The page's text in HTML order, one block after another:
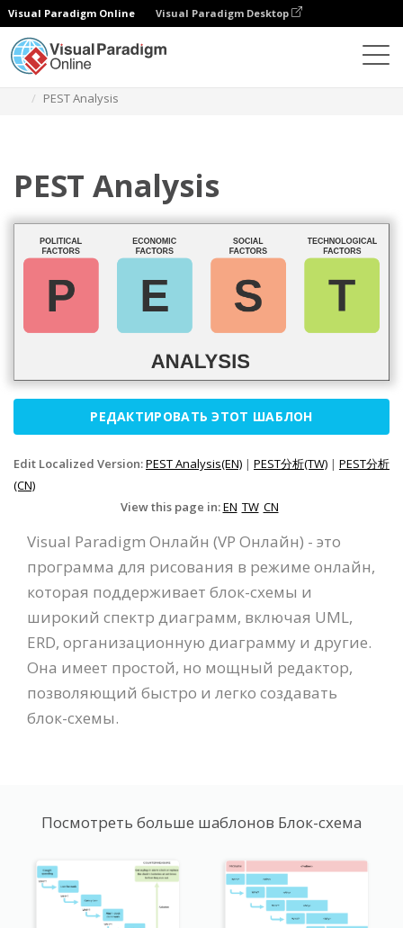
Visual Paradigm Online Visual Paradigm Desktop
PEST Analysis
PEST Analysis
РЕДАКТИРОВАТЬ ЭТОТ ШАБЛОН
Edit Localized Version:PEST Analysis(EN) | PEST分析(TW) | PEST分析
(CN)
View this page in:EN TW CN
Visual Paradigm Онлайн (VP Онлайн) - это
программа для рисования в режиме онлайн,
которая поддерживает блок-схемы и
широкий спектр диаграмм, включая UML,
ERD, организационную диаграмму и другие.
Она имеет простой, но мощный редактор,
позволяющий быстро и легко создавать
блок-схемы.
Посмотреть больше шаблонов Блок-схема